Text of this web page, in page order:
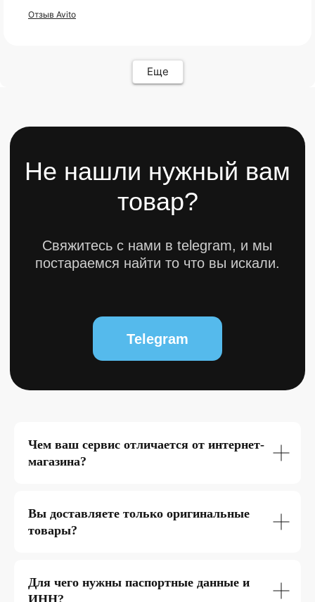
Отзыв Avito
Еще
Чем ваш сервис отличается от интернет-
магазина?
Вы доставляете только оригинальные
товары?
Для чего нужны паспортные данные и
ИНН?
© 2025 bytestorm. All rights reserved.
ИП Карасев Арсений Андреевич
Все товары ↵